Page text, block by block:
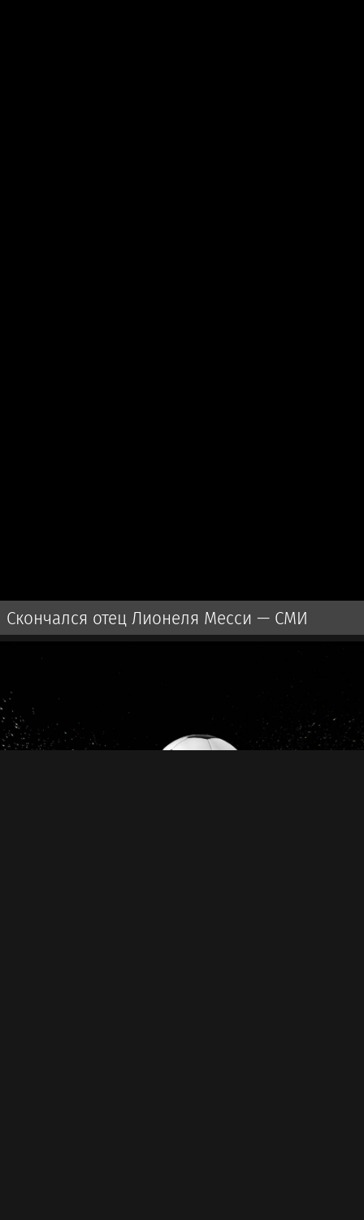
Скончался отец Лионеля Месси — СМИ